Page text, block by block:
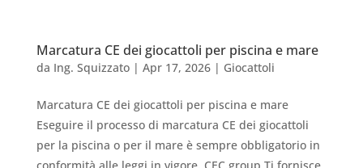
Marcatura CE dei giocattoli per piscina e mare
da Ing. Squizzato| Apr 17, 2026| Giocattoli
Marcatura CE dei giocattoli per piscina e mare
Eseguire il processo di marcatura CE dei giocattoli
per la piscina o per il mare è sempre obbligatorio in